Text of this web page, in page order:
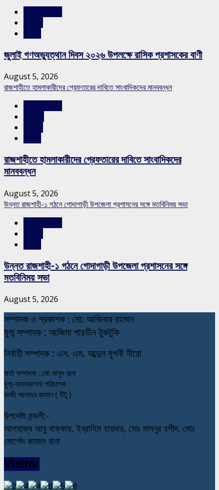
জুলাই গণঅভ্যুত্থান দিবস ২০২৬ উপলক্ষে রাসিক প্রশাসকের বাণী
August 5, 2026
রাজশাহীতে হামলাকারীদের গ্রেফতারের দাবিতে সাংবাদিকদের মানববন্ধন
রাজশাহীতে হামলাকারীদের গ্রেফতারের দাবিতে সাংবাদিকদের
মানববন্ধন
August 5, 2026
উন্নত রাজশাহী-১ গঠনে গোদাগাড়ী উপজেলা প্রশাসনের সঙ্গে মতবিনিময় সভা
উন্নত রাজশাহী-১ গঠনে গোদাগাড়ী উপজেলা প্রশাসনের সঙ্গে
মতবিনিময় সভা
August 5, 2026
সম্পাদক ও প্রকাশক : মো: আজিবার রহমান
যুগ্ম সম্পাদক : আজিমা পারভীন টুকটুকি
নির্বাহী সম্পাদক : এস. এম. আব্দুল মুগনী নীরো
বার্তা সম্পাদক : মো: মাসুদ রানা
যুগ্ম-ব্যবস্থাপনা পরিচালক :
কাজী আসাদুর রহমান ( টিটু )
উপদেষ্টা মন্ডলী:-
আলহাজ্ব আবু বাক্কার, ইব্রাহিম হায়দার, মোঃ মামনুর রশীদ, মোঃ
মোর্শেদ কামাল রানা
Visitor